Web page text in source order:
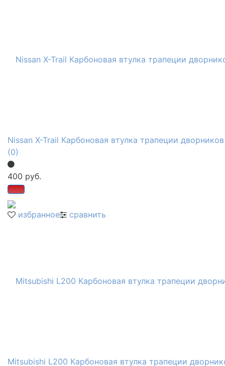
избранное сравнить
Nissan X-Trail Карбоновая втулка трапеции дворников
(0)
400 руб.
Mitsubishi L200 Карбоновая втулка трапеции